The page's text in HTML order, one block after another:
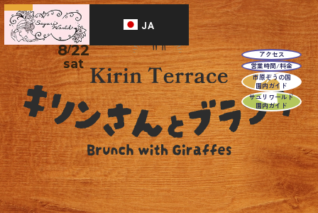
JA
アクセス
営業時間/料金
市原ぞうの国
園内ガイド
サユリワールド
園内ガイド
次回開催日
2026
8/22
sat